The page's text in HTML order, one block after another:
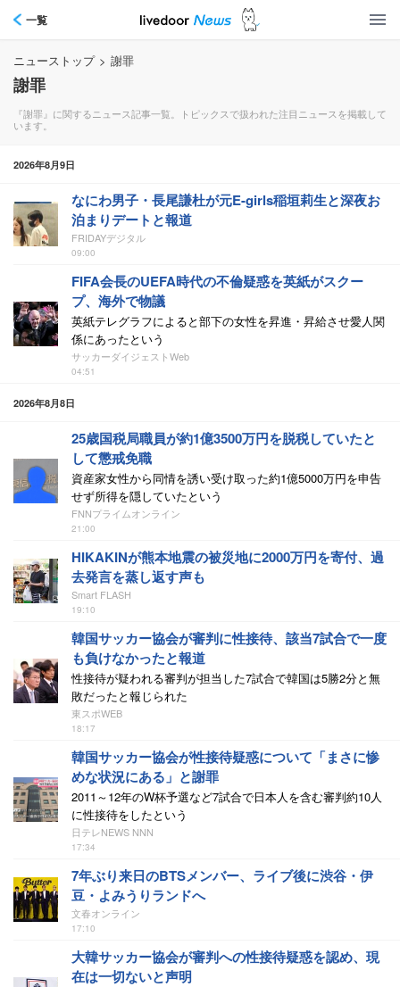
一覧
ニューストップ > 謝罪
謝罪
『謝罪』に関するニュース記事一覧。トピックスで扱われた注目ニュースを掲載して
います。
2026年8月9日
なにわ男子・長尾謙杜が元E-girls稲垣莉生と深夜お
泊まりデートと報道
FRIDAYデジタル
09:00
FIFA会長のUEFA時代の不倫疑惑を英紙がスクー
プ、海外で物議
英紙テレグラフによると部下の女性を昇進・昇給させ愛人関
係にあったという
サッカーダイジェストWeb
04:51
2026年8月8日
25歳国税局職員が約1億3500万円を脱税していたと
して懲戒免職
資産家女性から同情を誘い受け取った約1億5000万円を申告
せず所得を隠していたという
FNNプライムオンライン
21:00
HIKAKINが熊本地震の被災地に2000万円を寄付、過
去発言を蒸し返す声も
Smart FLASH
19:10
韓国サッカー協会が審判に性接待、該当7試合で一度
も負けなかったと報道
性接待が疑われる審判が担当した7試合で韓国は5勝2分と無
敗だったと報じられた
東スポWEB
18:17
韓国サッカー協会が性接待疑惑について「まさに惨
めな状況にある」と謝罪
2011～12年のW杯予選など7試合で日本人を含む審判約10人
に性接待をしたという
日テレNEWS NNN
17:34
7年ぶり来日のBTSメンバー、ライブ後に渋谷・伊
豆・よみうりランドへ
文春オンライン
17:10
大韓サッカー協会が審判への性接待疑惑を認め、現
在は一切ないと声明